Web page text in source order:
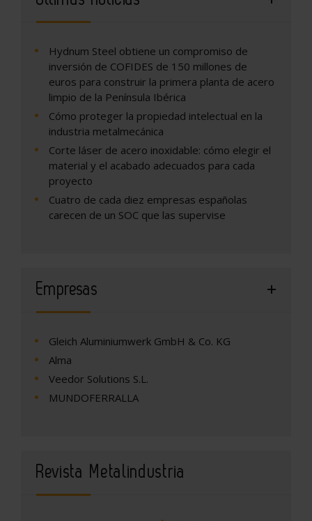
Hydnum Steel obtiene un compromiso de
inversión de COFIDES de 150 millones de
euros para construir la primera planta de acero
limpio de la Península Ibérica
Cómo proteger la propiedad intelectual en la
industria metalmecánica
Corte láser de acero inoxidable: cómo elegir el
material y el acabado adecuados para cada
proyecto
Cuatro de cada diez empresas españolas
carecen de un SOC que las supervise
Empresas
Gleich Aluminiumwerk GmbH & Co. KG
Alma
Veedor Solutions S.L.
MUNDOFERRALLA
Revista Metalindustria